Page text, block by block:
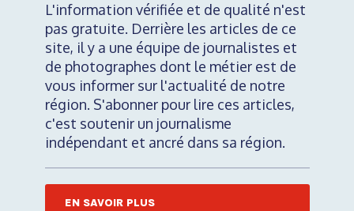
L'information vérifiée et de qualité n'est
pas gratuite. Derrière les articles de ce
site, il y a une équipe de journalistes et
de photographes dont le métier est de
vous informer sur l'actualité de notre
région. S'abonner pour lire ces articles,
c'est soutenir un journalisme
indépendant et ancré dans sa région.
EN SAVOIR PLUS